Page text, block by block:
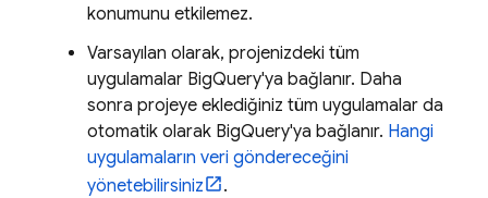
konumunu etkilemez.
Varsayılan olarak, projenizdeki tüm
uygulamalar BigQuery'ya bağlanır. Daha
sonra projeye eklediğiniz tüm uygulamalar da
otomatik olarak BigQuery'ya bağlanır. Hangi
uygulamaların veri göndereceğini
yönetebilirsiniz
.